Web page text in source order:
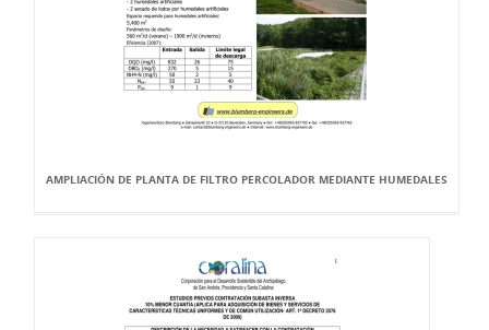
AMPLIACIÓN DE PLANTA DE FILTRO PERCOLADOR MEDIANTE HUMEDALES